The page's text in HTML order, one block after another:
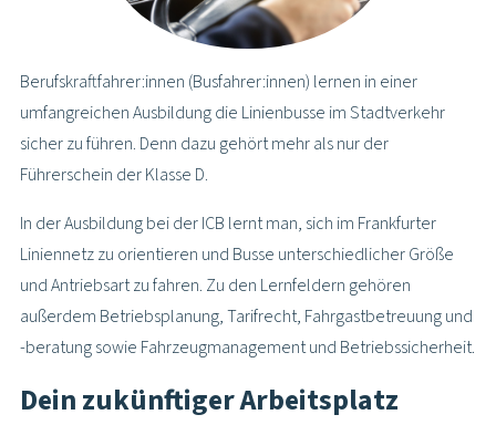
Berufskraftfahrer:innen (Busfahrer:innen) lernen in einer
umfangreichen Ausbildung die Linienbusse im Stadtverkehr
sicher zu führen. Denn dazu gehört mehr als nur der
Führerschein der Klasse D.
In der Ausbildung bei der ICB lernt man, sich im Frankfurter
Liniennetz zu orientieren und Busse unterschiedlicher Größe
und Antriebsart zu fahren. Zu den Lernfeldern gehören
außerdem Betriebsplanung, Tarifrecht, Fahrgastbetreuung und
-beratung sowie Fahrzeugmanagement und Betriebssicherheit.
Dein zukünftiger Arbeitsplatz